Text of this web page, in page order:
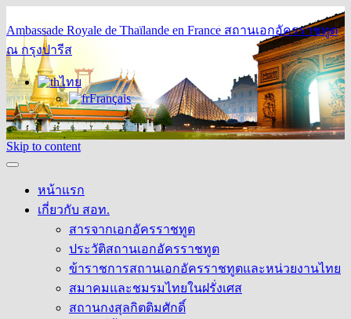
Ambassade Royale de Thaïlande en France สถานเอกอัครราชทูต
ณ กรุงปารีส
ไทย
Français
Skip to content
หน้าแรก
เกี่ยวกับ สอท.
สารจากเอกอัครราชทูต
ประวัติสถานเอกอัครราชทูต
ข้าราชการสถานเอกอัครราชทูตและหน่วยงานไทย
สมาคมและชมรมไทยในฝรั่งเศส
สถานกงสุลกิตติมศักดิ์